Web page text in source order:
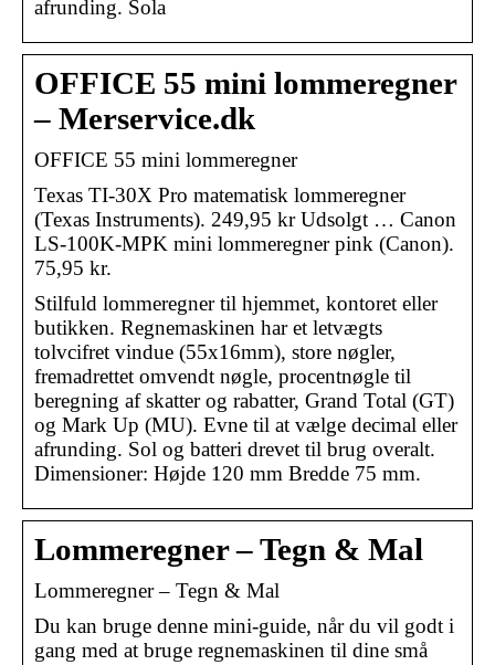
afrunding. Sola
OFFICE 55 mini lommeregner
– Merservice.dk
OFFICE 55 mini lommeregner
Texas TI-30X Pro matematisk lommeregner
(Texas Instruments). 249,95 kr Udsolgt … Canon
LS-100K-MPK mini lommeregner pink (Canon).
75,95 kr.
Stilfuld lommeregner til hjemmet, kontoret eller
butikken. Regnemaskinen har et letvægts
tolvcifret vindue (55x16mm), store nøgler,
fremadrettet omvendt nøgle, procentnøgle til
beregning af skatter og rabatter, Grand Total (GT)
og Mark Up (MU). Evne til at vælge decimal eller
afrunding. Sol og batteri drevet til brug overalt.
Dimensioner: Højde 120 mm Bredde 75 mm.
Lommeregner – Tegn & Mal
Lommeregner – Tegn & Mal
Du kan bruge denne mini-guide, når du vil godt i
gang med at bruge regnemaskinen til dine små